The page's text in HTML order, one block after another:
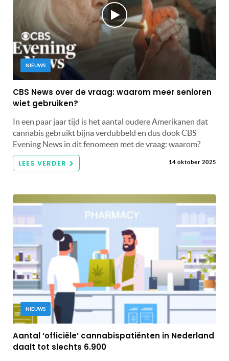
NIEUWS
CBS News over de vraag: waarom meer senioren
wiet gebruiken?
In een paar jaar tijd is het aantal oudere Amerikanen dat
cannabis gebruikt bijna verdubbeld en dus dook CBS
Evening News in dit fenomeen met de vraag: waarom?
LEES VERDER 14 oktober 2025
NIEUWS
Aantal ‘officiële’ cannabispatiënten in Nederland
daalt tot slechts 6.900